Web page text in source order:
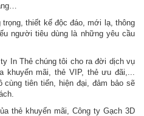
thiết kế độc đáo, mới lạ, thông
người tiêu dùng là những yêu cầu
In Thẻ chúng tôi cho ra đời dịch vụ
mãi, thẻ VIP, thẻ ưu đãi,...
cùng tiên tiến, hiện đại, đảm bảo sẽ
thẻ khuyến mãi, Công ty Gạch 3D